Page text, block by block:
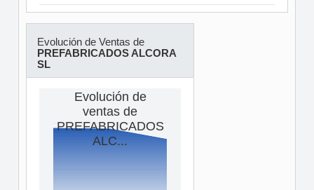
Evolución de Ventas de
PREFABRICADOS ALCORA
SL
Evolución de
ventas de
PREFABRICADOS
ALC...